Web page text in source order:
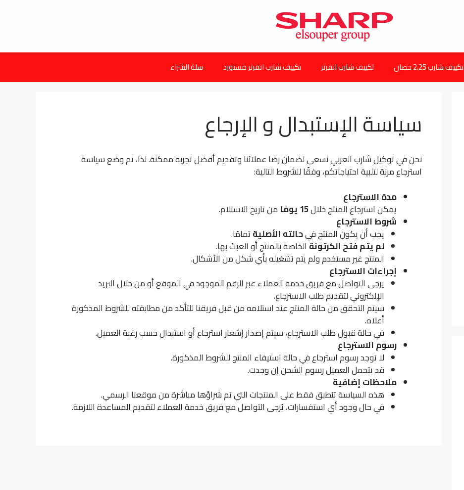
تكييف شارب 2.25 حصان تكييف شارب انفرتر تكييف شارب انفرتر مستورد سلة الشراء
سياسة الإستبدال و الإرجاع
نحن في توكيل شارب العربي نسعى لضمان رضا عملائنا وتقديم أفضل تجربة ممكنة. لذا، تم وضع سياسة
استرجاع مرنة لتلبية احتياجاتكم، وفقًا للشروط التالية:
مدة الاسترجاع
يمكن استرجاع المنتج خلال15 يومًا من تاريخ الاستلام.
شروط الاسترجاع
يجب أن يكون المنتج فيحالته الأصليةتمامًا.
لم يتم فتح الكرتونةالخاصة بالمنتج أو العبث بها.
المنتج غير مستخدم ولم يتم تشغيله بأي شكل من الأشكال.
إجراءات الاسترجاع
يرجى التواصل مع فريق خدمة العملاء عبر الرقم الموجود في الموقع أو من خلال البريد
الإلكتروني لتقديم طلب الاسترجاع.
سيتم التحقق من حالة المنتج عند استلامه من قبل فريقنا للتأكد من مطابقته للشروط المذكورة
أعلاه.
في حالة قبول طلب الاسترجاع، سيتم إصدار إشعار استرجاع أو استبدال حسب رغبة العميل.
رسوم الاسترجاع
لا توجد رسوم استرجاع في حالة استيفاء المنتج للشروط المذكورة.
قد يتحمل العميل رسوم الشحن إن وجدت.
ملاحظات إضافية
هذه السياسة تنطبق فقط على المنتجات التي تم شراؤها مباشرة من موقعنا الرسمي.
في حال وجود أي استفسارات، يُرجى التواصل مع فريق خدمة العملاء لتقديم المساعدة اللازمة.